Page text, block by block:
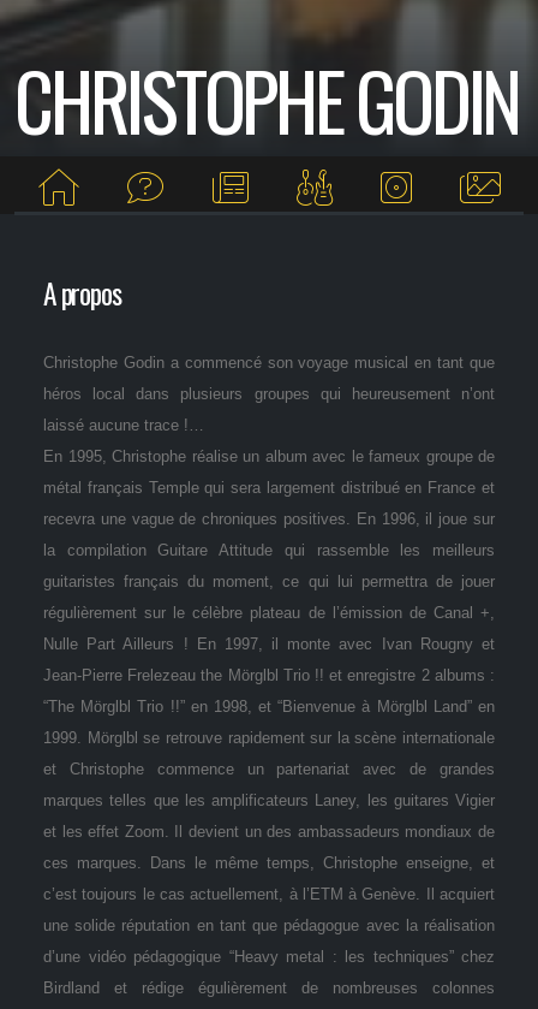
CHRISTOPHE GODIN
A propos
Christophe Godin a commencé son voyage musical en tant que
héros local dans plusieurs groupes qui heureusement n’ont
laissé aucune trace !…
En 1995, Christophe réalise un album avec le fameux groupe de
métal français Temple qui sera largement distribué en France et
recevra une vague de chroniques positives. En 1996, il joue sur
la compilation Guitare Attitude qui rassemble les meilleurs
guitaristes français du moment, ce qui lui permettra de jouer
régulièrement sur le célèbre plateau de l’émission de Canal +,
Nulle Part Ailleurs ! En 1997, il monte avec Ivan Rougny et
Jean-Pierre Frelezeau the Mörglbl Trio !! et enregistre 2 albums :
“The Mörglbl Trio !!” en 1998, et “Bienvenue à Mörglbl Land” en
1999. Mörglbl se retrouve rapidement sur la scène internationale
et Christophe commence un partenariat avec de grandes
marques telles que les amplificateurs Laney, les guitares Vigier
et les effet Zoom. Il devient un des ambassadeurs mondiaux de
ces marques. Dans le même temps, Christophe enseigne, et
c’est toujours le cas actuellement, à l’ETM à Genève. Il acquiert
une solide réputation en tant que pédagogue avec la réalisation
d’une vidéo pédagogique “Heavy metal : les techniques” chez
Birdland et rédige égulièrement de nombreuses colonnes